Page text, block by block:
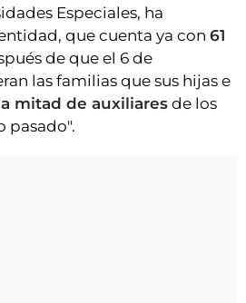
Especiales, ha
que cuenta ya con 61
de que el 6 de
las familias que sus hijas e
mitad de auxiliares de los
pasado".